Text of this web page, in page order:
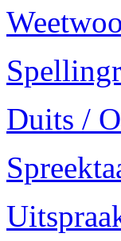
Duits /